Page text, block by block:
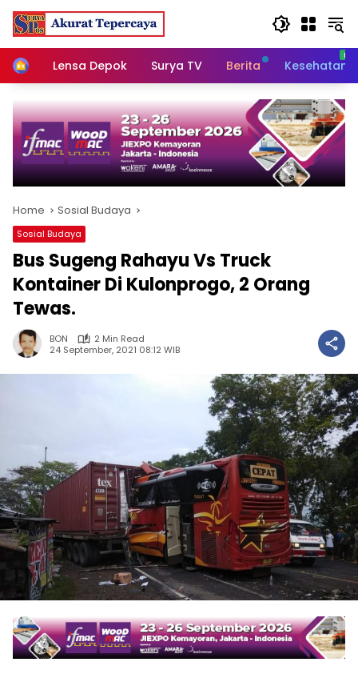
Skip
content
HomeLensa Depok Surya TV Berita Kesehatan
Home Sosial Budaya
Sosial Budaya
Bus Sugeng Rahayu Vs Truck
Kontainer Di Kulonprogo, 2 Orang
Tewas.
BON
2 Min Read
24 September, 2021 08:12 WIB